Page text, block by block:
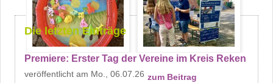
Die letzten Einträge
Premiere: Erster Tag der Vereine im Kreis Reken
Mo., 06.07.26 zum Beitrag